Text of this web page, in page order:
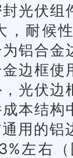
光伏组
，耐候
铝合金
边框使
光伏边
本结构
用的铝
左右